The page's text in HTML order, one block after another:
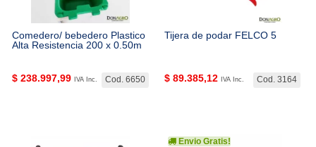
Comedero/ bebedero Plastico
Alta Resistencia 200 x 0.50m
Cod. 6650
$ 238.997,99 IVA Inc.
Tijera de podar FELCO 5
Cod. 3164
$ 89.385,12 IVA Inc.
Envio Gratis!